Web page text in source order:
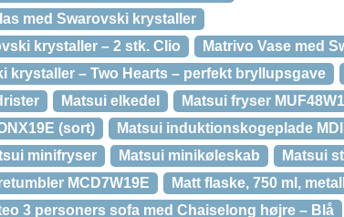
med Swarovski krystaller
krystaller – 2 stk. Clio
Matrivo Vase med
krystaller – Two Hearts – perfekt bryllupsgave
Matsui elkedel Matsui fryser
(sort)
Matsui induktionskogeplade
minifryser Matsui minikøleskab
Matsui
MCD7W19E
Matt flaske, 750 ml,
3 personers sofa med Chaiselong højre – Blå